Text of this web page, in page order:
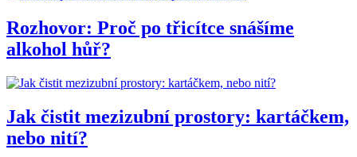
Rozhovor: Proč po třicítce snášíme
alkohol hůř?
Jak čistit mezizubní prostory: kartáčkem,
nebo nití?